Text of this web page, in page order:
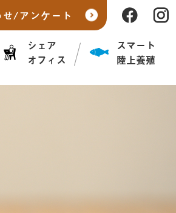
/アンケート
シェア
オフィス
スマート
陸上養殖